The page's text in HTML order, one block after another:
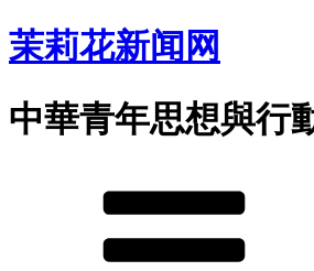
茉莉花新闻网
中華青年思想與行